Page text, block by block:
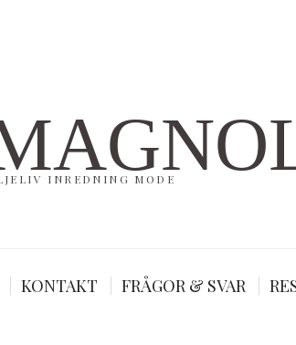
INREDNING MODE
KONTAKT FRÅGOR & SVAR